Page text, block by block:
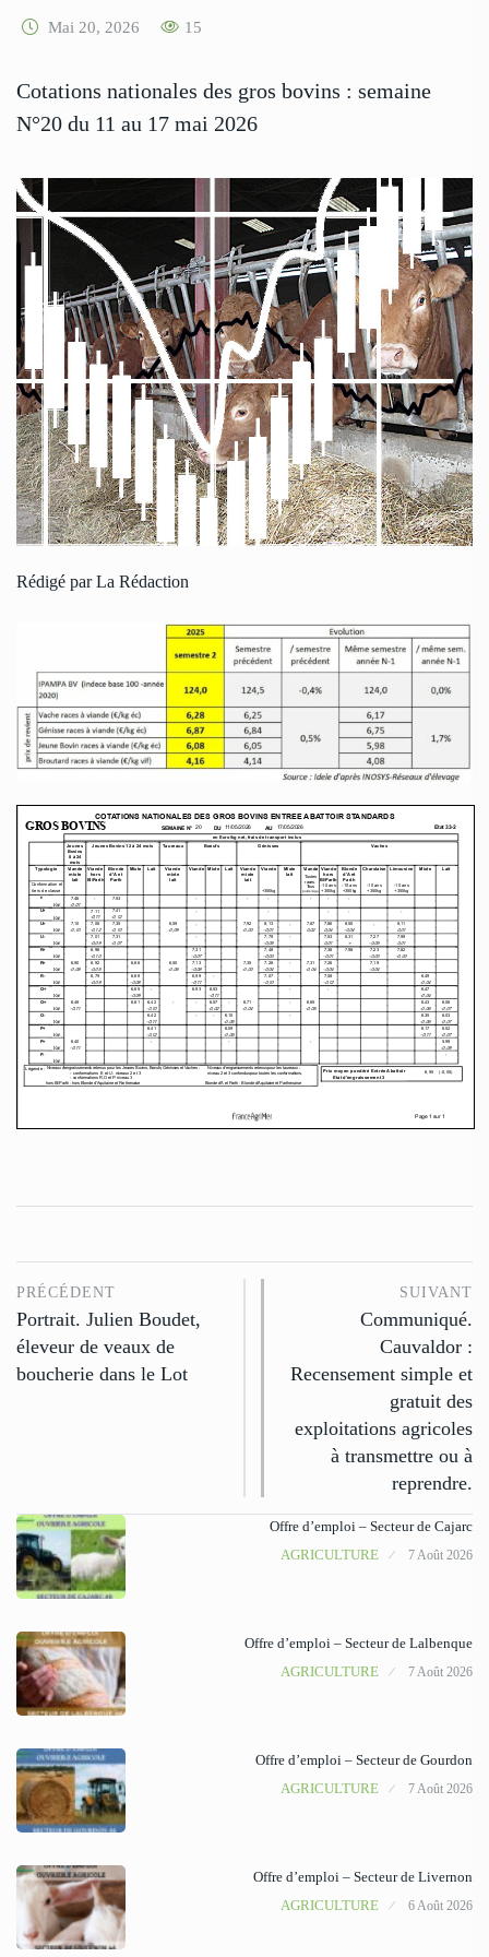
Mai 20, 2026 15
Cotations nationales des gros bovins : semaine
N°20 du 11 au 17 mai 2026
Rédigé par La Rédaction
PRÉCÉDENT
Portrait. Julien Boudet,
éleveur de veaux de
boucherie dans le Lot
SUIVANT
Communiqué.
Cauvaldor :
Recensement simple et
gratuit des
exploitations agricoles
à transmettre ou à
reprendre.
Offre d’emploi – Secteur de Cajarc
AGRICULTURE
7 Août 2026
Offre d’emploi – Secteur de Lalbenque
AGRICULTURE
7 Août 2026
Offre d’emploi – Secteur de Gourdon
AGRICULTURE
7 Août 2026
Offre d’emploi – Secteur de Livernon
AGRICULTURE
6 Août 2026